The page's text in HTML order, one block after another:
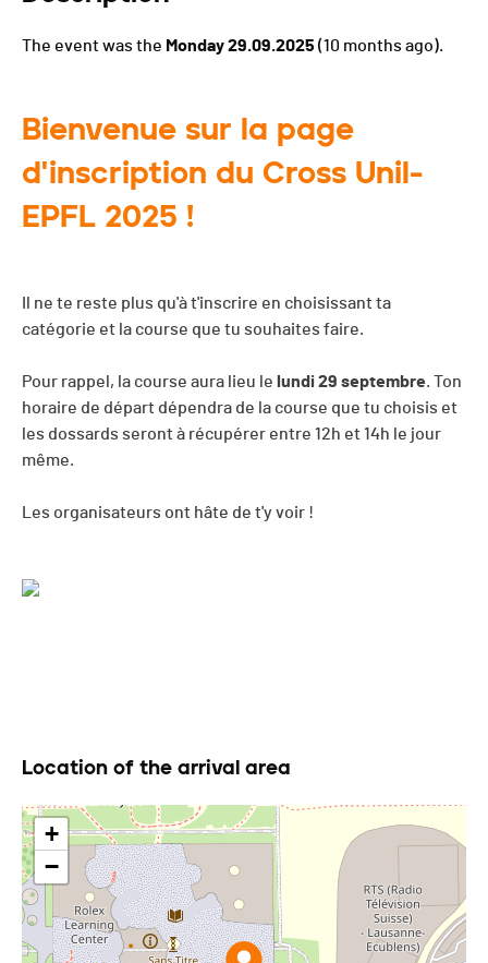
The event was the Monday 29.09.2025 (10 months ago).
Bienvenue sur la page
d'inscription du Cross Unil-
EPFL 2025 !
Il ne te reste plus qu'à t'inscrire en choisissant ta
catégorie et la course que tu souhaites faire.
Pour rappel, la course aura lieu le lundi 29 septembre. Ton
horaire de départ dépendra de la course que tu choisis et
les dossards seront à récupérer entre 12h et 14h le jour
même.
Les organisateurs ont hâte de t'y voir !
Location of the arrival area
+
−